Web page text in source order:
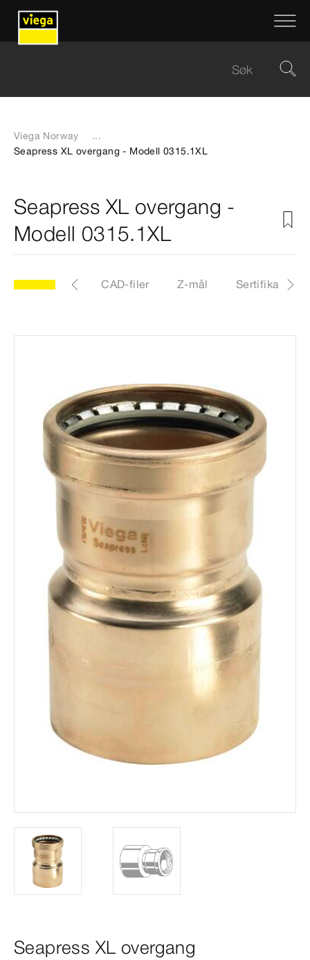
Viega Norway
...
Seapress XL overgang - Modell 0315.1XL
Seapress XL overgang -
Modell 0315.1XL
Artikkel CAD-filer Z-mål Sertifikater
Seapress XL overgang